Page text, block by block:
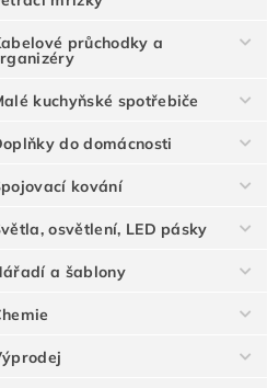
průchodky a
kuchyňské spotřebiče
do domácnosti
kování
osvětlení, LED pásky
a šablony